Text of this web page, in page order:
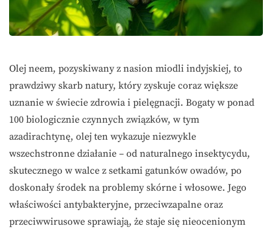
Olej neem, pozyskiwany z nasion miodli indyjskiej, to
prawdziwy skarb natury, który zyskuje coraz większe
uznanie w świecie zdrowia i pielęgnacji. Bogaty w ponad
100 biologicznie czynnych związków, w tym
azadirachtynę, olej ten wykazuje niezwykle
wszechstronne działanie – od naturalnego insektycydu,
skutecznego w walce z setkami gatunków owadów, po
doskonały środek na problemy skórne i włosowe. Jego
właściwości antybakteryjne, przeciwzapalne oraz
przeciwwirusowe sprawiają, że staje się nieocenionym